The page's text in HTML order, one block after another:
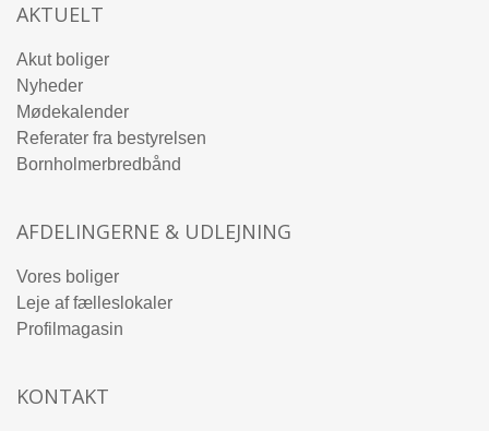
AKTUELT
Akut boliger
Nyheder
Mødekalender
Referater fra bestyrelsen
Bornholmerbredbånd
AFDELINGERNE & UDLEJNING
Vores boliger
Leje af fælleslokaler
Profilmagasin
KONTAKT